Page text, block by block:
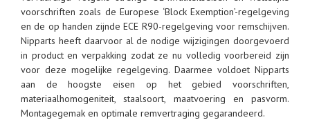
voorschriften zoals de Europese ‘Block Exemption’-regelgeving
en de op handen zijnde ECE R90-regelgeving voor remschijven.
Nipparts heeft daarvoor al de nodige wijzigingen doorgevoerd
in product en verpakking zodat ze nu volledig voorbereid zijn
voor deze mogelijke regelgeving. Daarmee voldoet Nipparts
aan de hoogste eisen op het gebied voorschriften,
materiaalhomogeniteit, staalsoort, maatvoering en pasvorm.
Montagegemak en optimale remvertraging gegarandeerd.